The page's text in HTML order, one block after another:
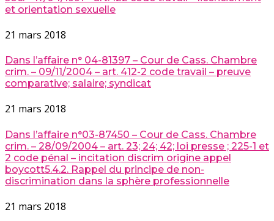
et orientation sexuelle
21 mars 2018
Dans l’affaire n° 04-81397 – Cour de Cass. Chambre
crim. – 09/11/2004 – art. 412-2 code travail – preuve
comparative; salaire; syndicat
21 mars 2018
Dans l’affaire n°03-87450 – Cour de Cass. Chambre
crim. – 28/09/2004 – art. 23; 24; 42; loi presse ; 225-1 et
2 code pénal – incitation discrim origine appel
boycott5.4.2. Rappel du principe de non-
discrimination dans la sphère professionnelle
21 mars 2018